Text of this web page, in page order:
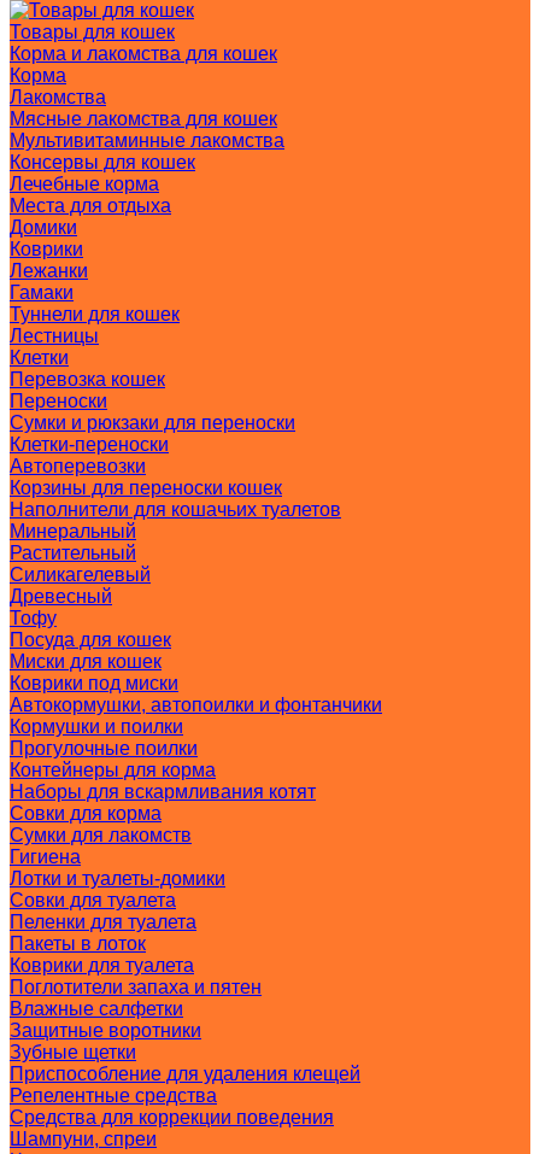
Товары для кошек
Корма и лакомства для кошек
Корма
Лакомства
Мясные лакомства для кошек
Мультивитаминные лакомства
Консервы для кошек
Лечебные корма
Места для отдыха
Домики
Коврики
Лежанки
Гамаки
Туннели для кошек
Лестницы
Клетки
Перевозка кошек
Переноски
Сумки и рюкзаки для переноски
Клетки-переноски
Автоперевозки
Корзины для переноски кошек
Наполнители для кошачьих туалетов
Минеральный
Растительный
Силикагелевый
Древесный
Тофу
Посуда для кошек
Миски для кошек
Коврики под миски
Автокормушки, автопоилки и фонтанчики
Кормушки и поилки
Прогулочные поилки
Контейнеры для корма
Наборы для вскармливания котят
Совки для корма
Сумки для лакомств
Гигиена
Лотки и туалеты-домики
Совки для туалета
Пеленки для туалета
Пакеты в лоток
Коврики для туалета
Поглотители запаха и пятен
Влажные салфетки
Защитные воротники
Зубные щетки
Приспособление для удаления клещей
Репелентные средства
Средства для коррекции поведения
Шампуни, спреи